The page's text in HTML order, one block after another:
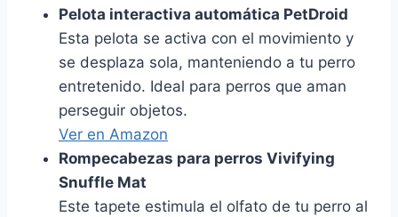
Pelota interactiva automática PetDroid
Esta pelota se activa con el movimiento y
se desplaza sola, manteniendo a tu perro
entretenido. Ideal para perros que aman
perseguir objetos.
Ver en Amazon
Rompecabezas para perros Vivifying
Snuffle Mat
Este tapete estimula el olfato de tu perro al